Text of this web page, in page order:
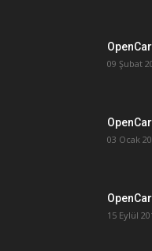
09 Şubat
03 Ocak
15 Eylül